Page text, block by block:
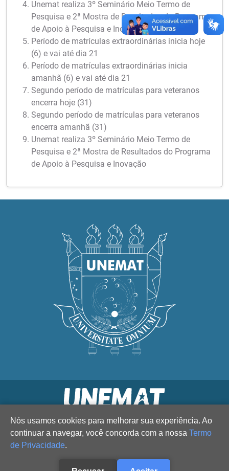
Unemat realiza 3º Seminário Meio Termo de
Pesquisa e 2ª Mostra de Resultados do Programa
de Apoio à Pesquisa e Inovação
Período de matrículas extraordinárias inicia hoje
(6) e vai até dia 21
Período de matrículas extraordinárias inicia
amanhã (6) e vai até dia 21
Segundo período de matrículas para veteranos
encerra hoje (31)
Segundo período de matrículas para veteranos
encerra amanhã (31)
Unemat realiza 3º Seminário Meio Termo de
Pesquisa e 2ª Mostra de Resultados do Programa
de Apoio à Pesquisa e Inovação
Nós usamos cookies para melhorar sua experiência. Ao
continuar a navegar, você concorda com a nossa Termo
de Privacidade.